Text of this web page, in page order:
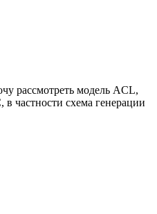
рассмотреть модель ACL,
в частности схема генерации